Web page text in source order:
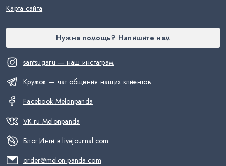
santsugaru — наш инстаграм
Кружок — чат общения наших клиентов
Facebook Melonpanda
VK.ru Melonpanda
Блог Инги в livejournal.com
order@melon-panda.com
Карта сайта
Нужна помощь? Напишите нам